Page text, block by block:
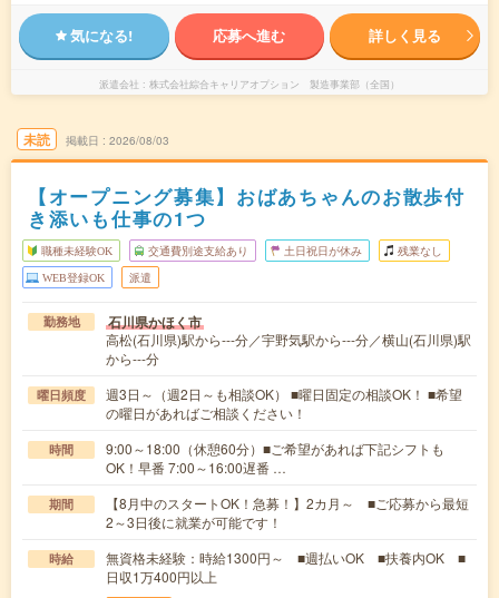
気になる! 応募へ進む 詳しく見る
派遣会社 株式会社綜合キャリアオプション 製造事業部（全国）
未読 掲載日 2026/08/03
【オープニング募集】おばあちゃんのお散歩付
き添いも仕事の1つ
職種未経験OK 交通費別途支給あり 土日祝日が休み 残業なし
WEB登録OK 派遣
勤務地 石川県かほく市
高松(石川県)駅から---分／宇野気駅から---分／横山(石川県)駅
から---分
曜日頻度
週3日～（週2日～も相談OK） ■曜日固定の相談OK！ ■希望
の曜日があればご相談ください！
時間
9:00～18:00（休憩60分）■ご希望があれば下記シフトも
OK！早番 7:00～16:00遅番 …
期間
【8月中のスタートOK！急募！】2カ月～ ■ご応募から最短
2～3日後に就業が可能です！
時給
無資格未経験：時給1300円～ ■週払いOK ■扶養内OK ■
日収1万400円以上